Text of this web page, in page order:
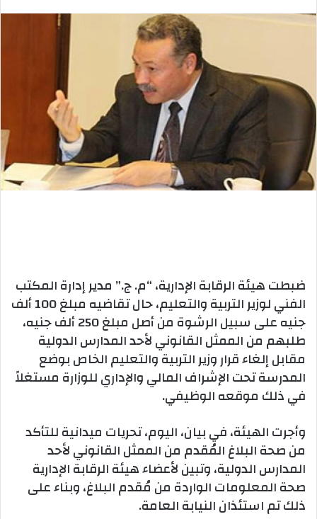
ضبطت هيئة الرقابة الإدارية، “م. ج.” مدير إدارة المكتب
الفني لوزير التربية والتعليم، حال تقاضيه مبلغ 100 ألف
جنيه على سبيل الرشوة من أصل مبلغ 250 ألف جنيه،
طلبهم من الممثل القانوني لأحد المدارس الدولية
مقابل إلغاء قرار وزير التربية والتعليم الخاص بوضع
المدرسة تحت الإشراف المالي والإداري للوزارة مستغلاً
في ذلك موقعه الوظيفي.
وأجرت الهيئة، في بيان، اليوم، تحريات ميدانية للتأكد
من صحة البلاغ المُقدم من الممثل القانوني لأحد
المدارس الدولية، وتبين لأعضاء هيئة الرقابة الإدارية
صحة المعلومات الواردة من مُقدم البلاغ، وبناء على
ذلك تم استئذان النيابة العامة.